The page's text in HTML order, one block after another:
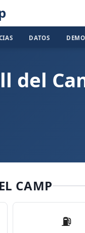
DATOS
del
CAMP
⛽️